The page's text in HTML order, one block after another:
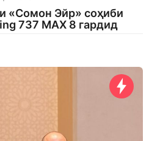
«Сомон Эйр» соҳиби
737 MAX 8 гардид